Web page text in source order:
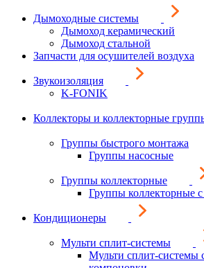
Дымоходные системы
Дымоход керамический
Дымоход стальной
Запчасти для осушителей воздуха
Звукоизоляция
K-FONIK
Коллекторы и коллекторные
Группы быстрого монтажа
Группы насосные
Группы коллекторные
Группы коллекторные
Кондиционеры
Мульти сплит-системы
Мульти сплит-системы